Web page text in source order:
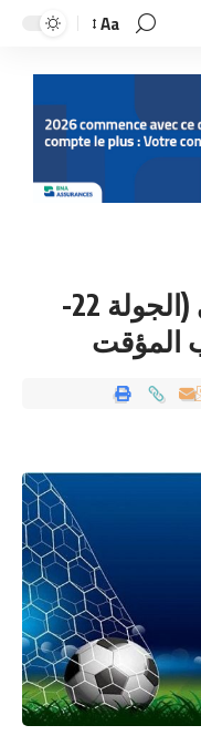
Aa
الرابطة المحترفة الأولى (الجولة 22-